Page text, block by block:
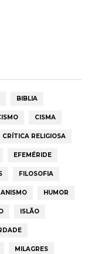
BIBLIA
CISMA
CRÍTICA RELIGIOSA
EFEMÉRIDE
FILOSOFIA
HUMOR
ISLÃO
MILAGRES